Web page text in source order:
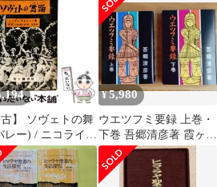
書房
古】 ソヴェトの舞
レー) / ニコライ・
コフ、伊藤一郎 /
関書房
¥5,980
ウエツフミ要録 上巻・
下巻 吾郷清彦著 霞ヶ関
書房